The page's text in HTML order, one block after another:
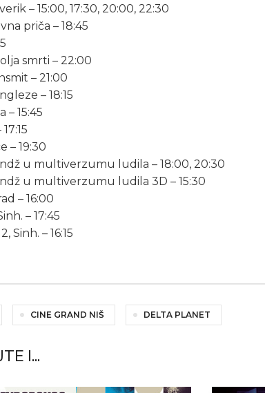
– 15:00, 17:30, 20:00, 22:30
priča – 18:45
smrti – 22:00
– 21:00
– 18:15
– 15:45
– 19:30
u multiverzumu ludila – 18:00, 20:30
u multiverzumu ludila 3D – 15:30
– 16:00
– 17:45
Sinh. – 16:15
CINE GRAND NIŠ DELTA PLANET
I...